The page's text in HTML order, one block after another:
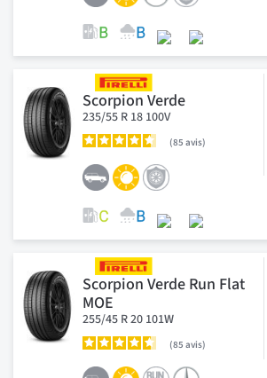
Scorpion Verde
235/55 R 18 100V
85 avis
Scorpion Verde Run Flat
MOE
255/45 R 20 101W
85 avis